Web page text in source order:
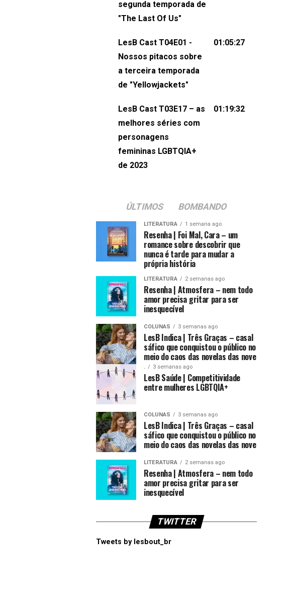
não esqueça de visitar nosso site e
sociais:Twitter: ⁠⁠⁠⁠@lesbout_br⁠⁠⁠⁠ Instagram:
do LesB Cast:Apresentação de
Karolen Passos
(⁠⁠⁠⁠⁠⁠@KarolenPassos⁠⁠⁠⁠⁠⁠)Participação de
Pollyelly FlorêncioEdição de Naiady
Machado
segunda temporada de
"The Last Of Us"
LesB Cast T04E01 -
Nossos pitacos sobre
a terceira temporada
de "Yellowjackets"
01:05:27
LesB Cast T03E17 – as
melhores séries com
personagens
femininas LGBTQIA+
de 2023
01:19:32
ÚLTIMOS BOMBANDO
LITERATURA 1 semana ago
Resenha | Foi Mal, Cara – um
romance sobre descobrir que
nunca é tarde para mudar a
própria história
LITERATURA 2 semanas ago
Resenha | Atmosfera – nem todo
amor precisa gritar para ser
inesquecível
COLUNAS 3 semanas ago
LesB Indica | Três Graças – casal
sáfico que conquistou o público no
meio do caos das novelas das nove
. 3 semanas ago
LesB Saúde | Competitividade
entre mulheres LGBTQIA+
COLUNAS 3 semanas ago
LesB Indica | Três Graças – casal
sáfico que conquistou o público no
meio do caos das novelas das nove
LITERATURA 2 semanas ago
Resenha | Atmosfera – nem todo
amor precisa gritar para ser
inesquecível
TWITTER
Tweets by lesbout_br